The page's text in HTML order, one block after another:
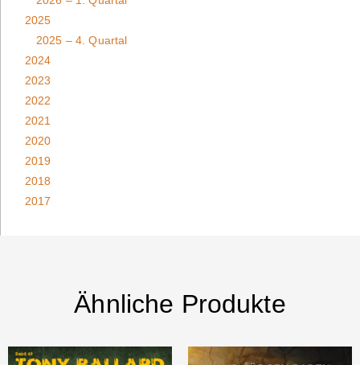
2025
2025 – 4. Quartal
2024
2023
2022
2021
2020
2019
2018
2017
Ähnliche Produkte